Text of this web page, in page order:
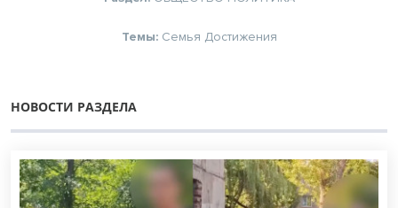
Темы: Семья Достижения
НОВОСТИ РАЗДЕЛА